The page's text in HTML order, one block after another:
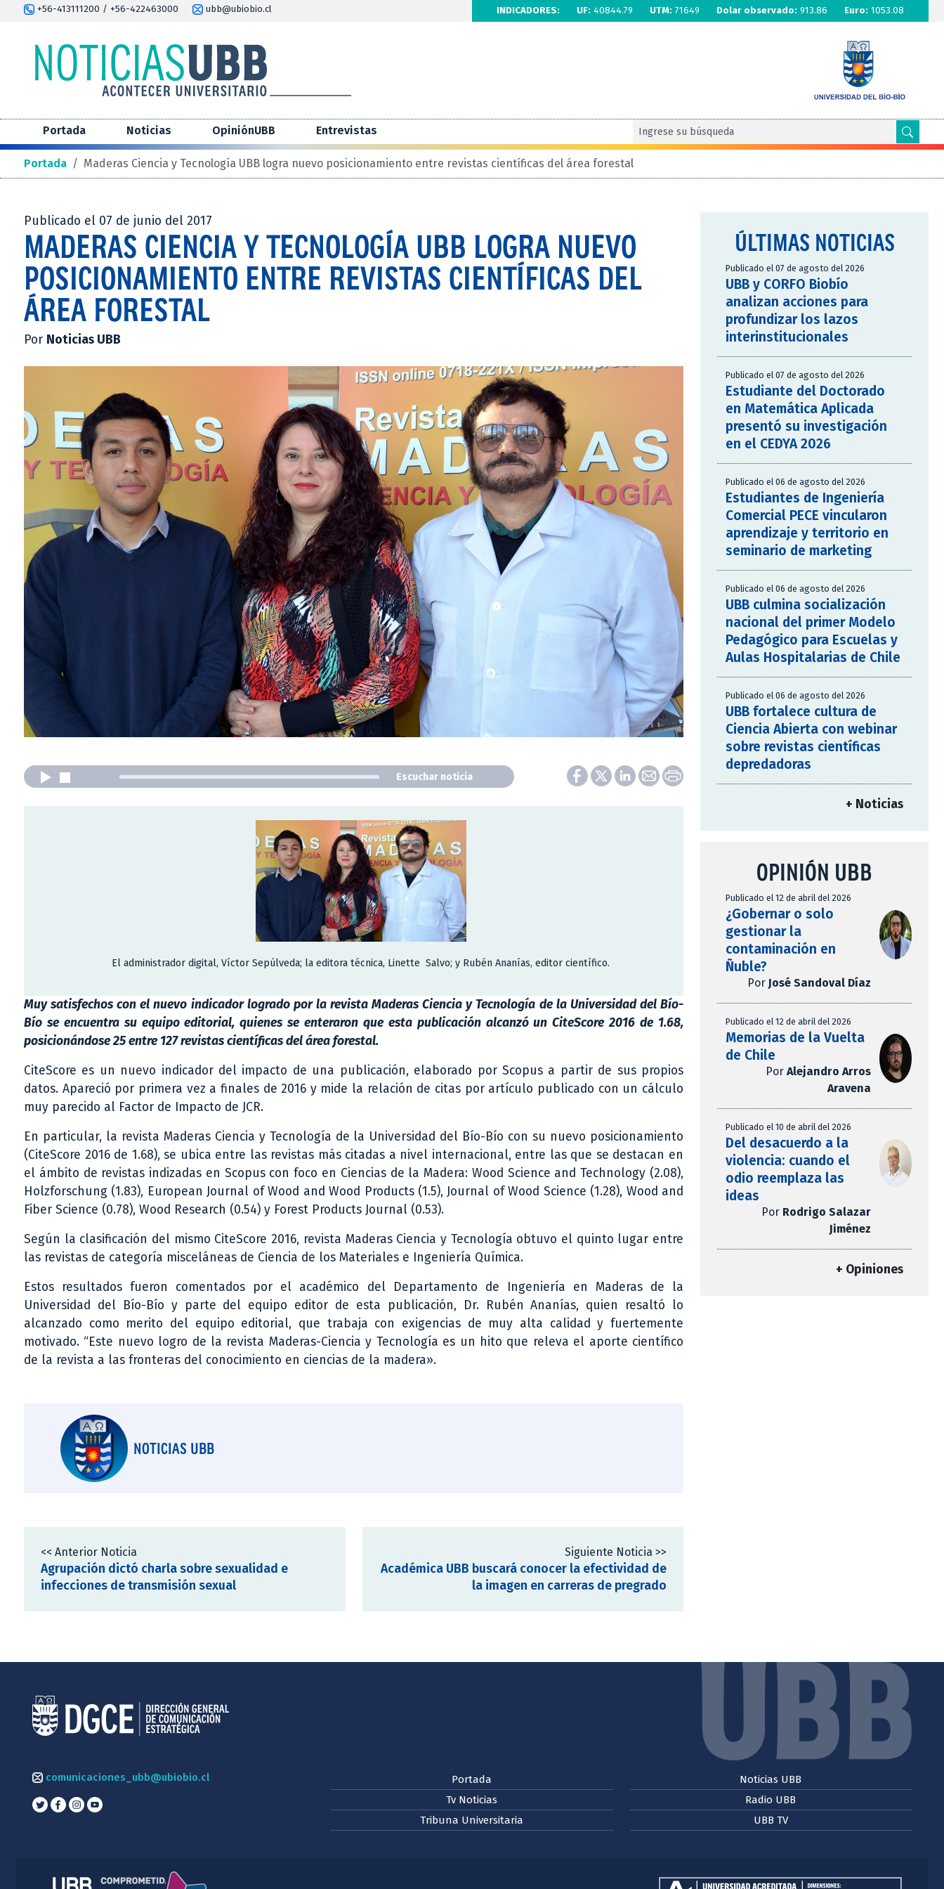
+56-413111200 / +56-422463000 ubb@ubiobio.cl INDICADORES: UF: 40844.79 UTM: 71649 Dolar observado: 913.86 Euro: 1053.08
Portada Noticias OpiniónUBB Entrevistas
Portada / Maderas Ciencia y Tecnología UBB logra nuevo posicionamiento entre revistas científicas del área forestal
Publicado el 07 de junio del 2017
MADERAS CIENCIA Y TECNOLOGÍA UBB LOGRA NUEVO
POSICIONAMIENTO ENTRE REVISTAS CIENTÍFICAS DEL
ÁREA FORESTAL
Por Noticias UBB
Escuchar noticia
El administrador digital, Víctor Sepúlveda; la editora técnica, Linette Salvo; y Rubén Ananías, editor científico.
Muy satisfechos con el nuevo indicador logrado por la revista Maderas Ciencia y Tecnología de la Universidad del Bío-
Bío se encuentra su equipo editorial, quienes se enteraron que esta publicación alcanzó un CiteScore 2016 de 1.68,
posicionándose 25 entre 127 revistas científicas del área forestal.
CiteScore es un nuevo indicador del impacto de una publicación, elaborado por Scopus a partir de sus propios
datos. Apareció por primera vez a finales de 2016 y mide la relación de citas por artículo publicado con un cálculo
muy parecido al Factor de Impacto de JCR.
En particular, la revista Maderas Ciencia y Tecnología de la Universidad del Bío-Bío con su nuevo posicionamiento
(CiteScore 2016 de 1.68), se ubica entre las revistas más citadas a nivel internacional, entre las que se destacan en
el ámbito de revistas indizadas en Scopus con foco en Ciencias de la Madera: Wood Science and Technology (2.08),
Holzforschung (1.83), European Journal of Wood and Wood Products (1.5), Journal of Wood Science (1.28), Wood and
Fiber Science (0.78), Wood Research (0.54) y Forest Products Journal (0.53).
Según la clasificación del mismo CiteScore 2016, revista Maderas Ciencia y Tecnología obtuvo el quinto lugar entre
las revistas de categoría misceláneas de Ciencia de los Materiales e Ingeniería Química.
Estos resultados fueron comentados por el académico del Departamento de Ingeniería en Maderas de la
Universidad del Bío-Bío y parte del equipo editor de esta publicación, Dr. Rubén Ananías, quien resaltó lo
alcanzado como merito del equipo editorial, que trabaja con exigencias de muy alta calidad y fuertemente
motivado. “Este nuevo logro de la revista Maderas-Ciencia y Tecnología es un hito que releva el aporte científico
de la revista a las fronteras del conocimiento en ciencias de la madera».
NOTICIAS UBB
<< Anterior Noticia
Agrupación dictó charla sobre sexualidad e
infecciones de transmisión sexual
Siguiente Noticia >>
Académica UBB buscará conocer la efectividad de
la imagen en carreras de pregrado
ÚLTIMAS NOTICIAS
Publicado el 07 de agosto del 2026
UBB y CORFO Biobío
analizan acciones para
profundizar los lazos
interinstitucionales
Publicado el 07 de agosto del 2026
Estudiante del Doctorado
en Matemática Aplicada
presentó su investigación
en el CEDYA 2026
Publicado el 06 de agosto del 2026
Estudiantes de Ingeniería
Comercial PECE vincularon
aprendizaje y territorio en
seminario de marketing
Publicado el 06 de agosto del 2026
UBB culmina socialización
nacional del primer Modelo
Pedagógico para Escuelas y
Aulas Hospitalarias de Chile
Publicado el 06 de agosto del 2026
UBB fortalece cultura de
Ciencia Abierta con webinar
sobre revistas científicas
depredadoras
+ Noticias
OPINIÓN UBB
Publicado el 12 de abril del 2026
¿Gobernar o solo
gestionar la
contaminación en
Ñuble?
Por José Sandoval Díaz
Publicado el 12 de abril del 2026
Memorias de la Vuelta
de Chile
Por Alejandro Arros
Aravena
Publicado el 10 de abril del 2026
Del desacuerdo a la
violencia: cuando el
odio reemplaza las
ideas
Por Rodrigo Salazar
Jiménez
+ Opiniones
comunicaciones_ubb@ubiobio.cl
Portada
Tv Noticias
Tribuna Universitaria
Noticias UBB
Radio UBB
UBB TV